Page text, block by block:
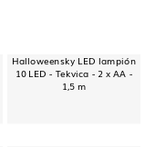
Halloweensky LED lampión
10 LED - Tekvica - 2 x AA -
1,5 m